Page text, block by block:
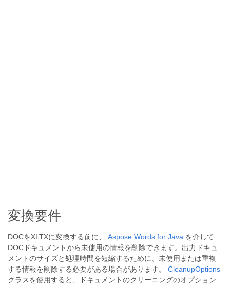
変換要件
DOCをXLTXに変換する前に、 Aspose.Words for Java を介して
DOCドキュメントから未使用の情報を削除できます。出力ドキュ
メントのサイズと処理時間を短縮するために、未使用または重複
する情報を削除する必要がある場合があります。 CleanupOptions
クラスを使用すると、ドキュメントのクリーニングのオプション